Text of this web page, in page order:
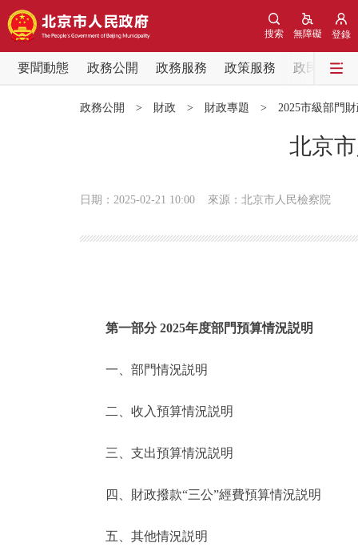
登錄
無障礙
搜索
要聞動態 政務公開 政務服務 政策服務
政民互動
便民服務
政務公開 > 財政 > 財政專題 > 2025市級部門
北京
日期：2025-02-21 10:00 來源：北京市人民檢察院
第一部分 2025年度部門預算情況説明
一、部門情況説明
二、收入預算情況説明
三、支出預算情況説明
四、財政撥款“三公”經費預算情況説明
五、其他情況説明